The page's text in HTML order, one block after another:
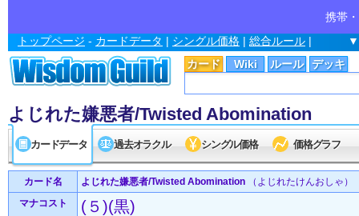
携帯
カード Wiki ルール デッキ
トップページ - カードデータ | シングル価格 | 総合ルール |
よじれた嫌悪者/Twisted Abomination
カードデータ 過去オラクル シングル価格 価格グラフ
カード名 よじれた嫌悪者/Twisted Abomination （よじれたけんおしゃ）
マナコスト
(５)(黒)